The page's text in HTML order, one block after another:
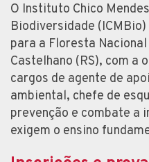
O Instituto Chico
Biodiversidade
para a Floresta
Castelhano (RS), com a
cargos de agente de
ambiental, chefe de
prevenção e combate a
exigem o ensino